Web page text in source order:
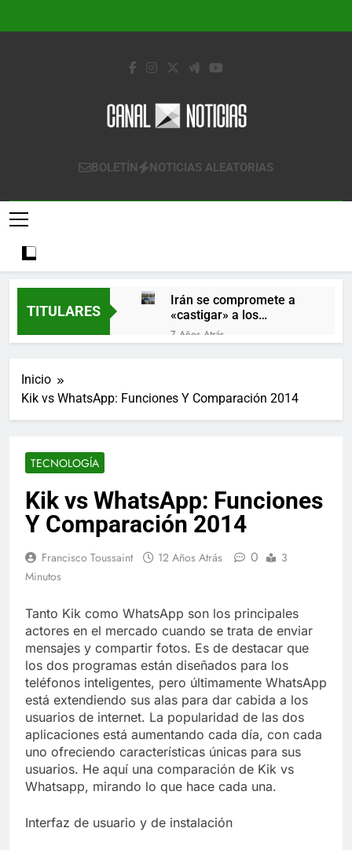
Canal Noticias
Canal Noticias
BOLETÍN NOTICIAS ALEATORIAS
TITULARES
Irán se compromete a
«castigar» a los
responsables de
derribar un avión
7 Años Atrás
diciembre
Los últimos paquetes
especiales Hush Socks
7 Años Atrás
La familia Kennedy
entierra a otro
Cápsulas Ultra Max
Colombia, Perú ,
Ecuador, Costa Rica y
Más
Veona Skin Care
Crema Precios –
Descuentos Masivos
en Línea
7 Años Atrás
Pharma Flex RX en
México – Descuentos
Masivos en Mercado
Libre
7 Años Atrás
Crucero en México te
lleva a lugares
paranormales con
binoculares de visión
nocturna y reuniones de
secuestrados
7 Años Atrás
La Inteligencia Artificial
deepfake de Samsung
sola foto
Inicio
Kik vs WhatsApp: Funciones Y Comparación 2014
TECNOLOGÍA
Kik vs WhatsApp: Funciones
Y Comparación 2014
Francisco Toussaint 12 Años Atrás 0
3
Minutos
Tanto Kik como WhatsApp son los principales
actores en el mercado cuando se trata de enviar
mensajes y compartir fotos. Es de destacar que
los dos programas están diseñados para los
teléfonos inteligentes, pero últimamente WhatsApp
está extendiendo sus alas para dar cabida a los
usuarios de internet. La popularidad de las dos
aplicaciones está aumentando cada día, con cada
uno ofreciendo características únicas para sus
usuarios. He aquí una comparación de Kik vs
Whatsapp, mirando lo que hace cada una.
Interfaz de usuario y de instalación